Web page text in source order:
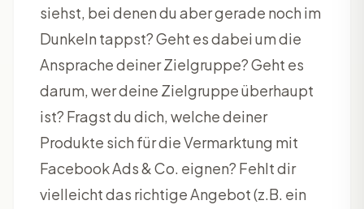
siehst, bei denen du aber gerade noch im
Dunkeln tappst? Geht es dabei um die
Ansprache deiner Zielgruppe? Geht es
darum, wer deine Zielgruppe überhaupt
ist? Fragst du dich, welche deiner
Produkte sich für die Vermarktung mit
Facebook Ads & Co. eignen? Fehlt dir
vielleicht das richtige Angebot (z.B. ein